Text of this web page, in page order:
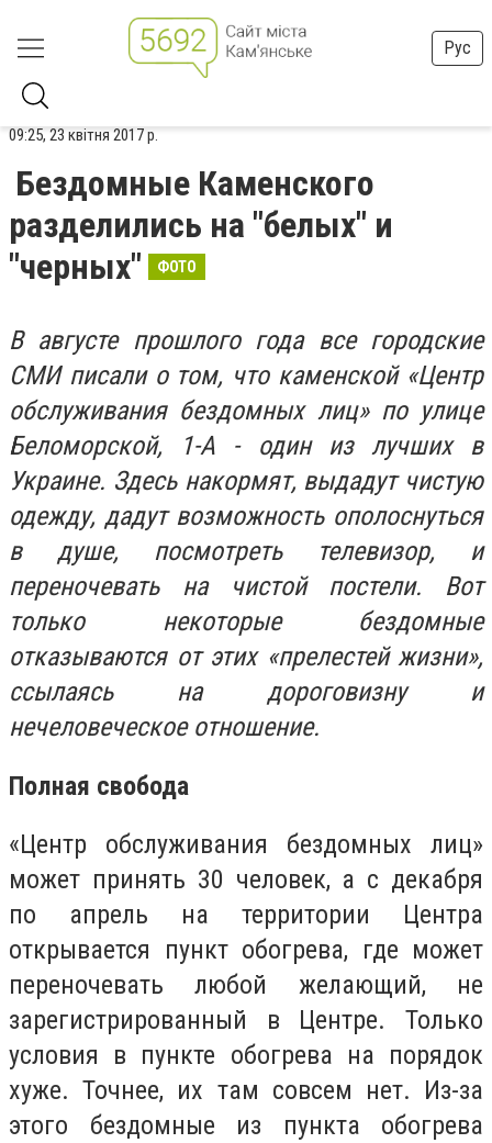
Рус
09:25, 23 квітня 2017 р.
Бездомные Каменского
разделились на "белых" и
"черных"
ФОТО
В августе прошлого года все городские
СМИ писали о том, что каменской «Центр
обслуживания бездомных лиц» по улице
Беломорской, 1-А - один из лучших в
Украине. Здесь накормят, выдадут чистую
одежду, дадут возможность ополоснуться
в душе, посмотреть телевизор, и
переночевать на чистой постели. Вот
только некоторые бездомные
отказываются от этих «прелестей жизни»,
ссылаясь на дороговизну и
нечеловеческое отношение.
Полная свобода
«Центр обслуживания бездомных лиц»
может принять 30 человек, а с декабря
по апрель на территории Центра
открывается пункт обогрева, где может
переночевать любой желающий, не
зарегистрированный в Центре. Только
условия в пункте обогрева на порядок
хуже. Точнее, их там совсем нет. Из-за
этого бездомные из пункта обогрева